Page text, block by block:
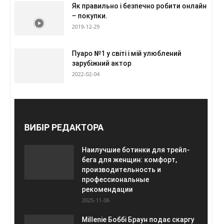
Як правильно і безпечно робити онлайн
– покупки.
2019-12-29
Пуаро №1 у світі і мій улюблений
зарубіжний актор
2022-02-04
ВИБІР РЕДАКТОРА
Наилучшие ботинки для трейл-
бега для женщин: комфорт,
производительность и
профессиональные
рекомендации
2025-11-06
Millenie Боббі Браун подає скаргу